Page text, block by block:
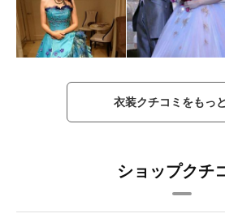
衣装クチコミをもっ
ショップクチ